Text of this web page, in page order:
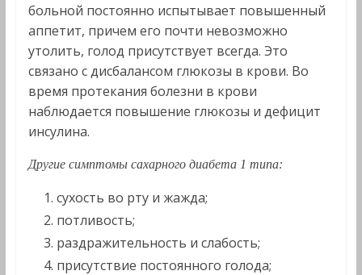
больной постоянно испытывает повышенный
аппетит, причем его почти невозможно
утолить, голод присутствует всегда. Это
связано с дисбалансом глюкозы в крови. Во
время протекания болезни в крови
наблюдается повышение глюкозы и дефицит
инсулина.
Другие симптомы сахарного диабета 1 типа:
сухость во рту и жажда;
потливость;
раздражительность и слабость;
присутствие постоянного голода;